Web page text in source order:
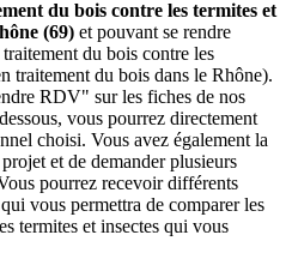
du bois contre les termites et
(69) et pouvant se rendre
du bois contre les
traitement du bois dans le Rhône).
RDV" sur les fiches de nos
vous pourrez directement
choisi. Vous avez également la
et de demander plusieurs
pourrez recevoir différents
vous permettra de comparer les
termites et insectes qui vous